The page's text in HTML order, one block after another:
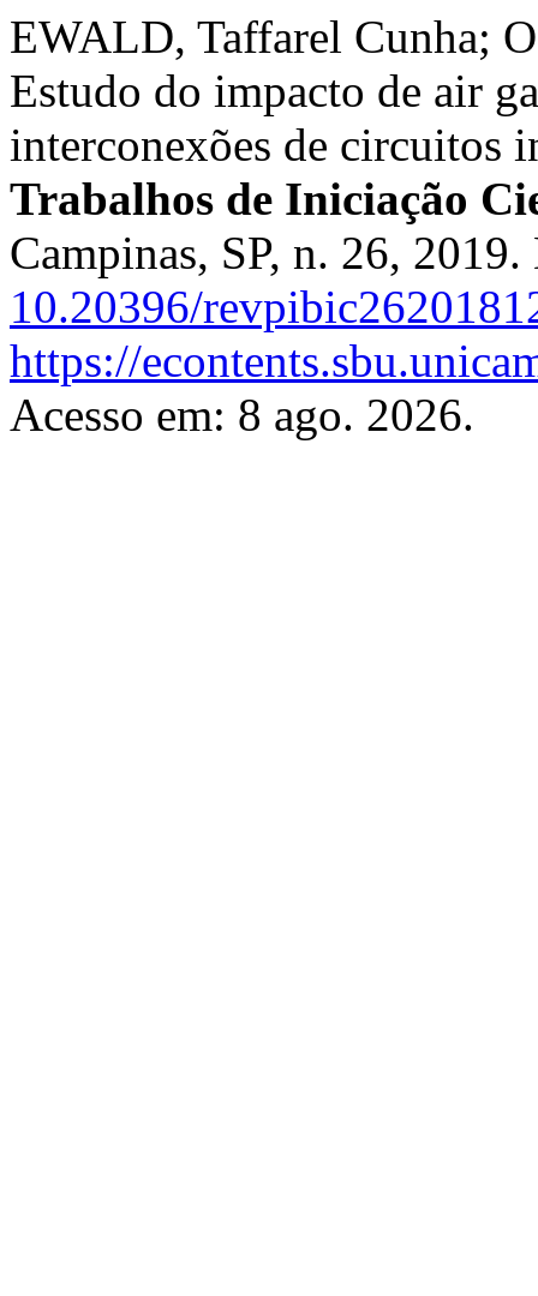
EWALD, Taffarel Cunha;
Estudo do impacto de air
interconexões de circuitos
Trabalhos de Iniciação
Campinas, SP, n. 26,
10.20396/
https://
Acesso em: 8 ago. 2026.